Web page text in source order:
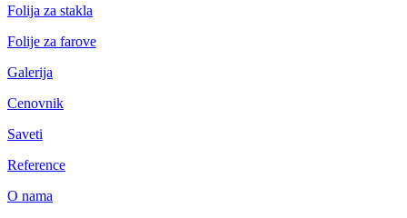
Folija za stakla
Folije za farove
Galerija
Cenovnik
Saveti
Reference
O nama